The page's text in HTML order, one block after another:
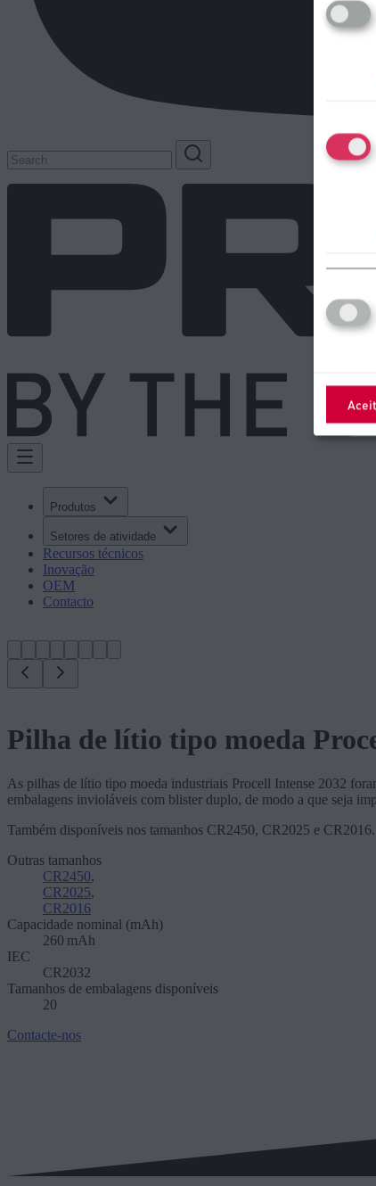
Produtos
Setores de atividade
Recursos técnicos
Inovação
OEM
Contacto
Pilha de lítio tipo moeda
As pilhas de lítio tipo moeda industriais Procell Intense 2032
embalagens invioláveis com blister duplo, de modo a que seja
Também disponíveis nos tamanhos CR2450, CR2025 e CR2016.
Outras tamanhos
CR2450,
CR2025,
CR2016
Capacidade nominal (mAh)
260 mAh
IEC
CR2032
Tamanhos de embalagens disponíveis
20
Contacte-nos